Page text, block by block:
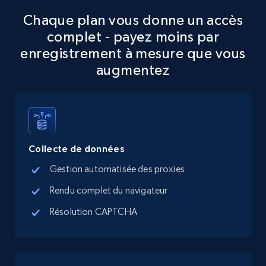
Google Maps full information
Place id, URL, Country, Name, Category,
Address, Description, Business details, and
13.3K+
Google Maps full information - discover
Place id, URL, Country, Name, Category,
Address, Description, Business details, and
Chaque plan vous donne un accès
complet - payez moins par
enregistrement à mesure que vous
augmentez
Collecte de données
Gestion automatisée des proxies
Rendu complet du navigateur
Résolution CAPTCHA